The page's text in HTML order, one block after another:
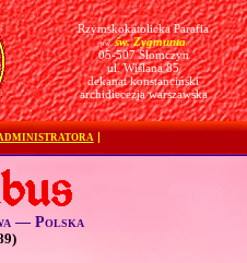
Rzymskokatolicka Parafia
pw.św. Zygmunta
05-507 Słomczyn
ul. Wiślana 85
dekanat konstanciński
archidiecezja warszawska
— Polska